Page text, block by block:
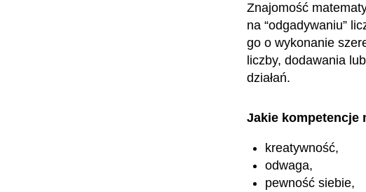
Znajomość
na “odgadywaniu”
go o wykonanie
liczby, dodawania
działań.
Jakie kompetencje
kreatywność,
odwaga,
pewność siebie,